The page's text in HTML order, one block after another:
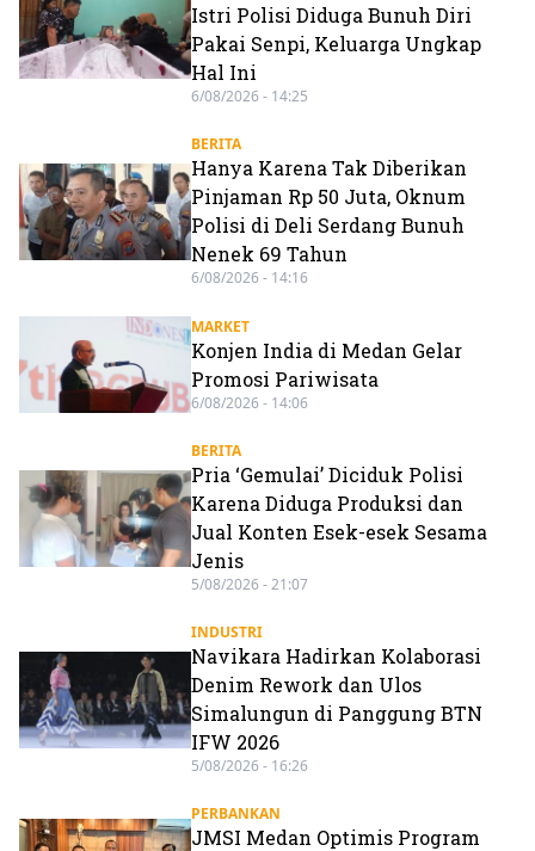
Istri Polisi Diduga Bunuh Diri
Pakai Senpi, Keluarga Ungkap
Hal Ini
6/08/2026 - 14:25
BERITA
Hanya Karena Tak Diberikan
Pinjaman Rp 50 Juta, Oknum
Polisi di Deli Serdang Bunuh
Nenek 69 Tahun
6/08/2026 - 14:16
MARKET
Konjen India di Medan Gelar
Promosi Pariwisata
6/08/2026 - 14:06
BERITA
Pria ‘Gemulai’ Diciduk Polisi
Karena Diduga Produksi dan
Jual Konten Esek-esek Sesama
Jenis
5/08/2026 - 21:07
INDUSTRI
Navikara Hadirkan Kolaborasi
Denim Rework dan Ulos
Simalungun di Panggung BTN
IFW 2026
5/08/2026 - 16:26
PERBANKAN
JMSI Medan Optimis Program